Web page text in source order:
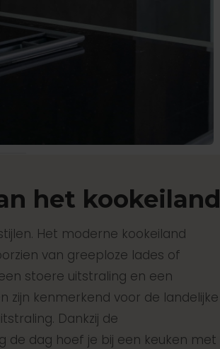
het kookeiland
Het moderne kookeiland
van greeploze lades of
stoere uitstraling en een
zijn kenmerkend voor de landelijke
Dankzij de
de dag hoef je bij een keuken met